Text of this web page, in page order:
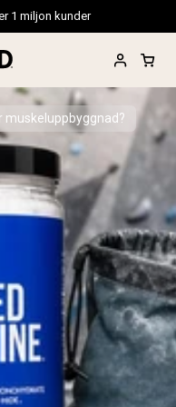
1 miljon kunder
Seller
gräsbetande djur
från get
muskeluppbyggnad?